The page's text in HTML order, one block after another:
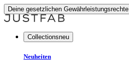
Deine gesetzlichen Gewährleistungsrechte
Collectionsneu
Neuheiten